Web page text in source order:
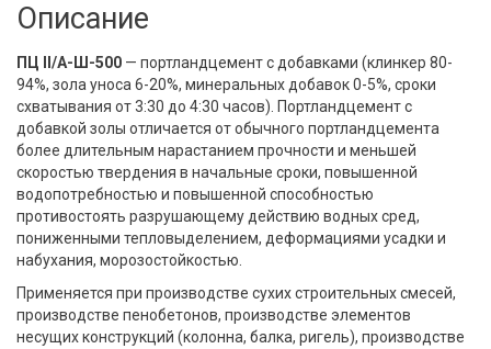
Описание
ПЦ II/А-Ш-500 — портландцемент с добавками (клинкер 80-
94%, зола уноса 6-20%, минеральных добавок 0-5%, сроки
схватывания от 3:30 до 4:30 часов). Портландцемент с
добавкой золы отличается от обычного портландцемента
более длительным нарастанием прочности и меньшей
скоростью твердения в начальные сроки, повышенной
водопотребностью и повышенной способностью
противостоять разрушающему действию водных сред,
пониженными тепловыделением, деформациями усадки и
набухания, морозостойкостью.
Применяется при производстве сухих строительных смесей,
производстве пенобетонов, производстве элементов
несущих конструкций (колонна, балка, ригель), производстве